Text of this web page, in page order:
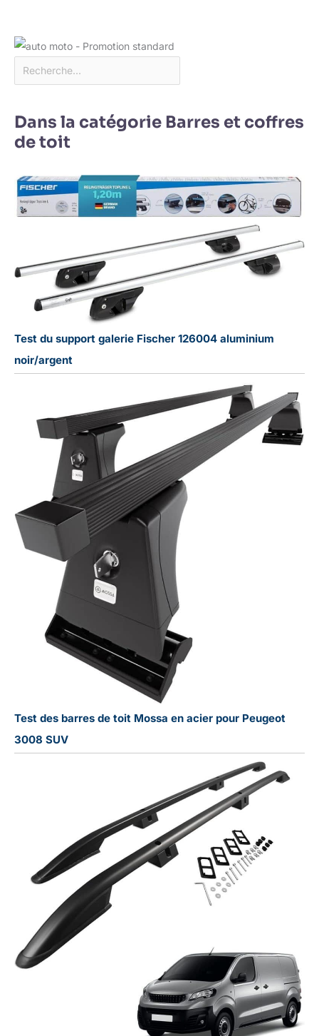
Dans la catégorie Barres et coffres
de toit
Test du support galerie Fischer 126004 aluminium
noir/argent
Test des barres de toit Mossa en acier pour Peugeot
3008 SUV